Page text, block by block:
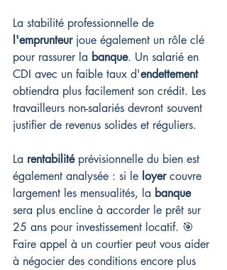
La stabilité professionnelle de
l'emprunteur joue également un rôle clé
pour rassurer la banque. Un salarié en
CDI avec un faible taux d'endettement
obtiendra plus facilement son crédit. Les
travailleurs non-salariés devront souvent
justifier de revenus solides et réguliers.
La rentabilité prévisionnelle du bien est
également analysée : si le loyer couvre
largement les mensualités, la banque
sera plus encline à accorder le prêt sur
25 ans pour investissement locatif. 🎯
Faire appel à un courtier peut vous aider
à négocier des conditions encore plus